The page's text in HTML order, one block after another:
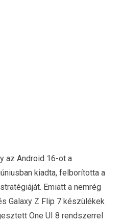
az Android 16-ot a
kiadta, felborította a
Emiatt a nemrég
Galaxy Z Flip 7 készülékek
One UI 8 rendszerrel